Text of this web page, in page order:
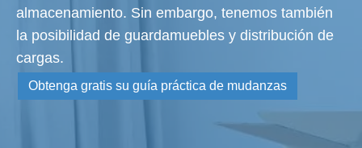
almacenamiento. Sin embargo, tenemos también
la posibilidad de guardamuebles y distribución de
cargas.
Obtenga gratis su guía práctica de mudanzas